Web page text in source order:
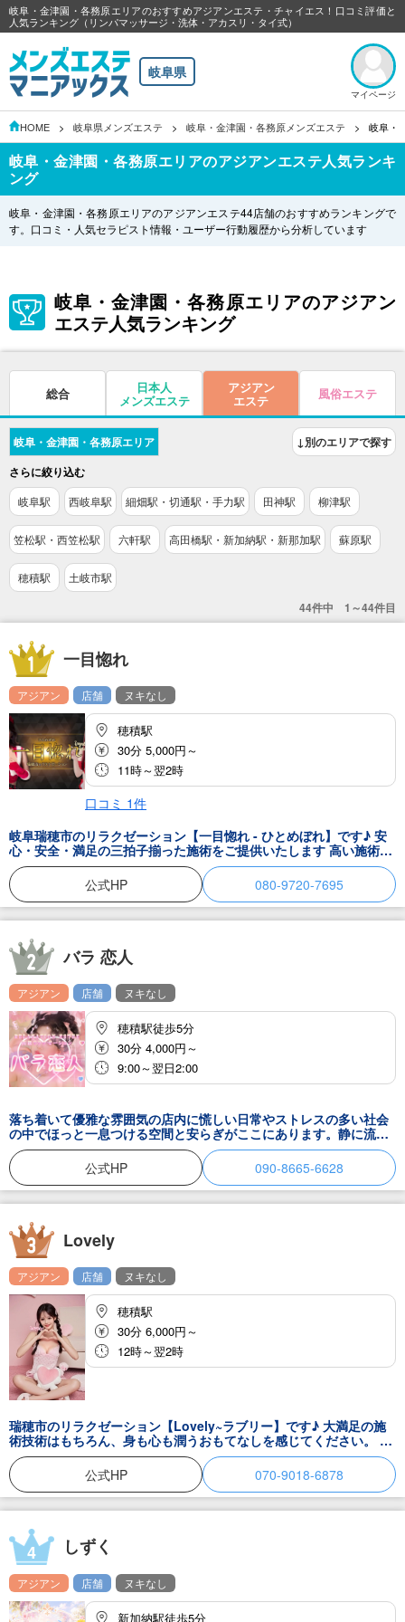
岐阜・金津園・各務原エリアのおすすめアジアンエステ・チャイエス！口コミ評価と
人気ランキング（リンパマッサージ・洗体・アカスリ・タイ式）
岐阜県
マイページ
HOME 岐阜県メンズエステ 岐阜・金津園・各務原メンズエステ 岐阜・
岐阜・金津園・各務原エリアのアジアンエステ人気ランキ
ング
岐阜・金津園・各務原エリアのアジアンエステ44店舗のおすすめランキングで
す。口コミ・人気セラピスト情報・ユーザー行動履歴から分析しています
岐阜・金津園・各務原エリアのアジアン
エステ人気ランキング
総合 日本人
メンズエステ
アジアン
エステ 風俗エステ
↓別のエリアで探す
岐阜・金津園・各務原エリア
さらに絞り込む
岐阜駅 西岐阜駅 細畑駅・切通駅・手力駅 田神駅 柳津駅
笠松駅・西笠松駅 六軒駅 高田橋駅・新加納駅・新那加駅 蘇原駅
穂積駅 土岐市駅
44件中 1～44件目
一目惚れ
アジアン 店舗 ヌキなし
穂積駅
30分 5,000円～
11時～翌2時
口コミ 1件
岐阜瑞穂市のリラクゼーション【一目惚れ - ひとめぼれ】です♪ 安
心・安全・満足の三拍子揃った施術をご提供いたします 高い施術レ
ベルの手技でリピートしたくなること間違いなし！ 当店自慢のマッ
サージで、あなたに極上の時間をお贈りします。 皆さまにぜひ足を
運んでいただけることを、楽しみにしております。
公式HP 080-9720-7695
バラ 恋人
アジアン 店舗 ヌキなし
穂積駅徒歩5分
30分 4,000円～
9:00～翌日2:00
落ち着いて優雅な雰囲気の店内に慌しい日常やストレスの多い社会
の中でほっと一息つける空間と安らぎがここにあります。静に流れ
る音色と暖色系の柔らかな照明の中で、お客様が十分にリラックス
します。体調を維持していくには栄養の摂取とストレスをためない
ことです！お仕事で疲れた身体と心をリフレッシュされにお越し下
さいませ♪
公式HP 090-8665-6628
Lovely
アジアン 店舗 ヌキなし
穂積駅
30分 6,000円～
12時～翌2時
瑞穂市のリラクゼーション【Lovely~ラブリー】です♪ 大満足の施
術技術はもちろん、身も心も潤うおもてなしを感じてください。 お
客様のご希望に沿った癒しのテクニックで身も心も癒されること間
違いなし♪ ひとりひとりに合わせたマッサージで隅々まで癒されて
くださいね。 スタッフ一同みなさまのお越しをお待ちしておりま
す！
公式HP 070-9018-6878
4 しずく
アジアン 店舗 ヌキなし
新加納駅徒歩5分